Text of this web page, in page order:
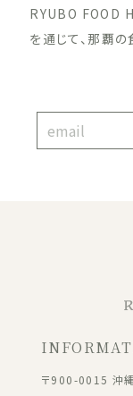
RYUBO FOOD
を通じて、那覇
〒900-0015 沖